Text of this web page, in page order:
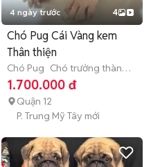
4 ngày trước 4
Chó Pug Cái Vàng kem
Thân thiện
Chó Pug Chó trưởng thành
(hơn 1 tuổi)
1.700.000 đ
Quận 12
P. Trung Mỹ Tây mới